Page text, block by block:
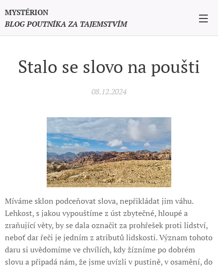
MYSTÉRION
BLOG POUTNÍKA ZA TAJEMSTVÍM
Stalo se slovo na poušti
08.12.2024
Míváme sklon podceňovat slova, nepřikládat jim váhu.
Lehkost, s jakou vypouštíme z úst zbytečné, hloupé a
zraňující věty, by se dala označit za prohřešek proti lidství,
neboť dar řeči je jedním z atributů lidskosti. Význam tohoto
daru si uvědomíme ve chvílích, kdy žízníme po dobrém
slovu a připadá nám, že jsme uvízli v pustině, v osamění, do